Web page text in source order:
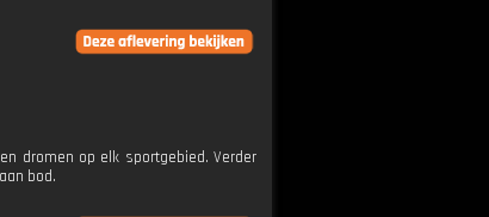
dromen op elk sportgebied. Verder
bod.